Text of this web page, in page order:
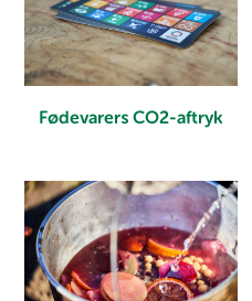
Fødevarers CO2-aftryk